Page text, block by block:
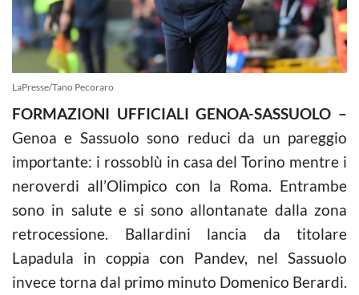
LaPresse/Tano Pecoraro
FORMAZIONI UFFICIALI GENOA-SASSUOLO –
Genoa e Sassuolo sono reduci da un pareggio
importante: i rossoblù in casa del Torino mentre i
neroverdi all’Olimpico con la Roma. Entrambe
sono in salute e si sono allontanate dalla zona
retrocessione. Ballardini lancia da titolare
Lapadula in coppia con Pandev, nel Sassuolo
invece torna dal primo minuto Domenico Berardi.